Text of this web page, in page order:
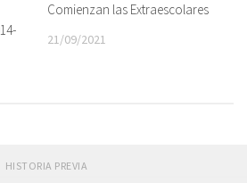
Comienzan las Extraescolares
21/09/2021
HISTORIA PREVIA